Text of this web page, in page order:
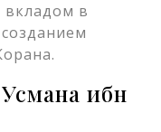
вкладом в
ибн